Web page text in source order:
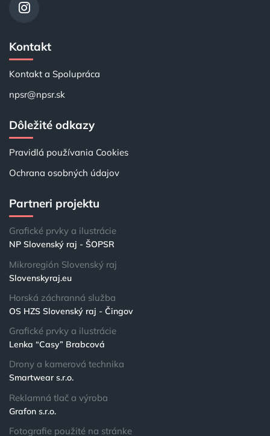
Kontakt
Kontakt a Spolupráca
npsr@npsr.sk
Dôležité odkazy
Pravidlá používania Cookies
Ochrana osobných údajov
Partneri projektu
Grafické prvky a ilustrácie
NP Slovenský raj - ŠOPSR
Mikroregión Slovenský raj
Slovenskyraj.eu
Horská záchranná služba
OS HZS Slovenský raj - Čingov
Grafické prvky a ilustrácie
Lenka “Casy” Brabcová
Drony a kamerová technika
Smartwear s.r.o.
Reklamná tlač a výroba
Grafon s.r.o.
Fotografie použité na stránke